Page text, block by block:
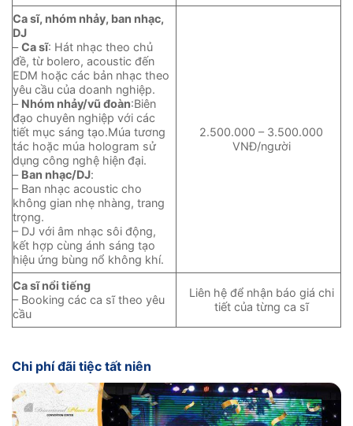
Ca sĩ, nhóm nhảy, ban nhạc,
DJ
–Ca sĩ: Hát nhạc theo chủ
đề, từ bolero, acoustic đến
EDM hoặc các bản nhạc theo
yêu cầu của doanh nghiệp.
– Nhóm nhảy/vũ đoàn:Biên
đạo chuyên nghiệp với các
tiết mục sáng tạo.Múa tương
tác hoặc múa hologram sử
dụng công nghệ hiện đại.
– Ban nhạc/DJ:
– Ban nhạc acoustic cho
không gian nhẹ nhàng, trang
trọng.
– DJ với âm nhạc sôi động,
kết hợp cùng ánh sáng tạo
hiệu ứng bùng nổ không khí.
2.500.000 – 3.500.000
VNĐ/người
Ca sĩ nổi tiếng
– Booking các ca sĩ theo yêu
cầu
Liên hệ để nhận báo giá chi
tiết của từng ca sĩ
Chi phí đãi tiệc tất niên